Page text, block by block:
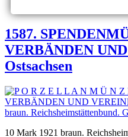
1587.
VERBÄNDEN
Ostsachsen
10 Mark 1921 braun.